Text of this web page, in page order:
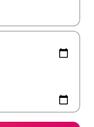
ih pregledati